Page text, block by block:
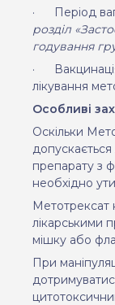
·
Період
розділ
годування
·
лікування
Особливі
Оскільки
препарату з
необхідно
Метотрексат
лікарськими
мішку або
При